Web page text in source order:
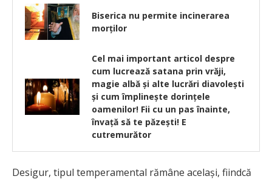
Biserica nu permite incinerarea
morţilor
Cel mai important articol despre
cum lucrează satana prin vrăji,
magie albă şi alte lucrări diavoleşti
şi cum împlineşte dorinţele
oamenilor! Fii cu un pas înainte,
învaţă să te păzeşti! E
cutremurător
Desigur, tipul temperamental rămâne acelaşi, fiindcă